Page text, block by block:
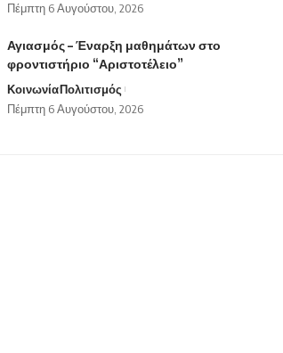
Πέμπτη 6 Αυγούστου, 2026
Αγιασμός – Έναρξη μαθημάτων στο
φροντιστήριο “Αριστοτέλειο”
ΚοινωνίαΠολιτισμός
Πέμπτη 6 Αυγούστου, 2026